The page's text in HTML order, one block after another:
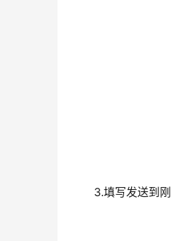
3.填写发送到